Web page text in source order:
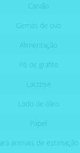
Carvão
Gemas de ovo
Alimentação
Pó de grafite
Lactose
Lodo de óleo
Papel
animais de